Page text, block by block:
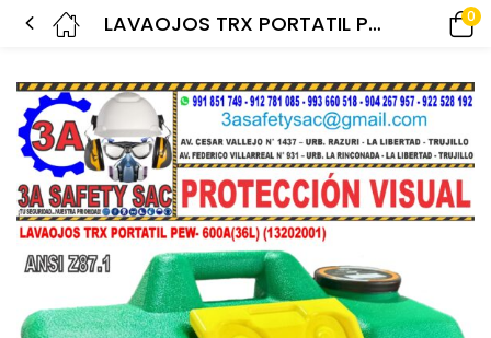
LAVAOJOS TRX PORTATIL PEW- 600A(36L) (13202001) 0